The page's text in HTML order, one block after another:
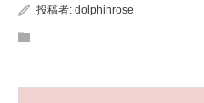
投稿者: dolphinrose